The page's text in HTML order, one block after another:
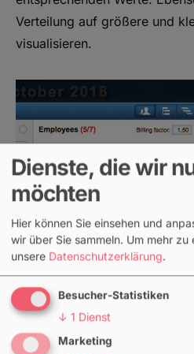
Verteilung auf größere und
visualisieren.
Der Abrechnungsfaktor,
Dienste, die wir
möchten
Hier können Sie einsehen und
wir über Sie sammeln. Um mehr zu
unsere Datenschutzerklärung.
Besucher-Statistiken
↓ 1 Dienst
Marketing